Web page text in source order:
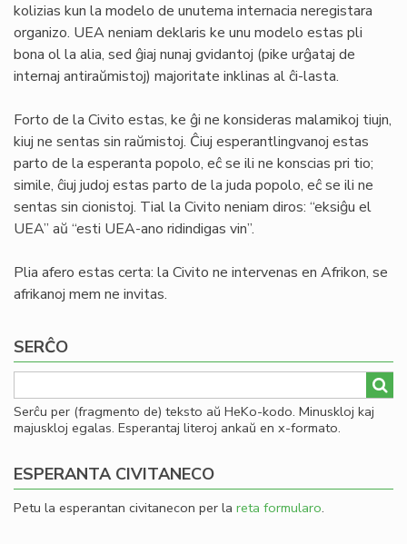
kolizias kun la modelo de unutema internacia neregistara
organizo. UEA neniam deklaris ke unu modelo estas pli
bona ol la alia, sed ĝiaj nunaj gvidantoj (pike urĝataj de
internaj antiraŭmistoj) majoritate inklinas al ĉi-lasta.
Forto de la Civito estas, ke ĝi ne konsideras malamikoj tiujn,
kiuj ne sentas sin raŭmistoj. Ĉiuj esperantlingvanoj estas
parto de la esperanta popolo, eĉ se ili ne konscias pri tio;
simile, ĉiuj judoj estas parto de la juda popolo, eĉ se ili ne
sentas sin cionistoj. Tial la Civito neniam diros: “eksiĝu el
UEA” aŭ “esti UEA-ano ridindigas vin”.
Plia afero estas certa: la Civito ne intervenas en Afrikon, se
afrikanoj mem ne invitas.
SERĈO
Serĉu per (fragmento de) teksto aŭ HeKo-kodo. Minuskloj kaj
majuskloj egalas. Esperantaj literoj ankaŭ en x-formato.
ESPERANTA CIVITANECO
Petu la esperantan civitanecon per la reta formularo.